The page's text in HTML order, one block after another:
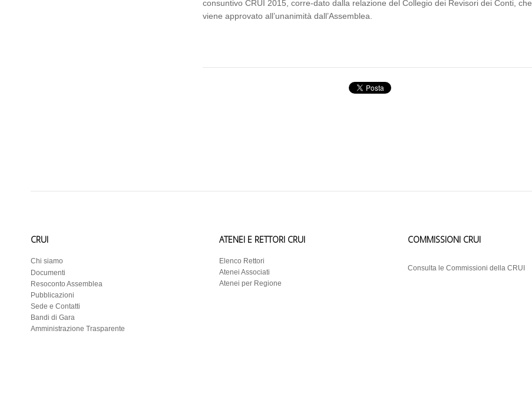
consuntivo CRUI 2015, corre-dato dalla relazione del Collegio dei Revisori dei Conti, che
viene approvato all’unanimità dall’Assemblea.
CRUI
Chi siamo
Documenti
Resoconto Assemblea
Pubblicazioni
Sede e Contatti
Bandi di Gara
Amministrazione Trasparente
ATENEI E RETTORI CRUI
Elenco Rettori
Atenei Associati
Atenei per Regione
COMMISSIONI CRUI
Consulta le Commissioni della CRUI